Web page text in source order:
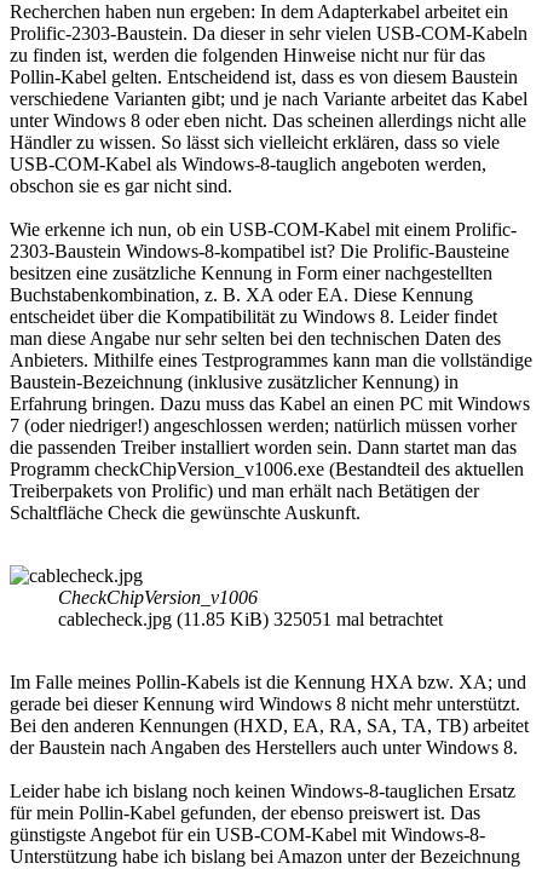
Recherchen haben nun ergeben: In dem Adapterkabel arbeitet ein
Prolific-2303-Baustein. Da dieser in sehr vielen USB-COM-Kabeln
zu finden ist, werden die folgenden Hinweise nicht nur für das
Pollin-Kabel gelten. Entscheidend ist, dass es von diesem Baustein
verschiedene Varianten gibt; und je nach Variante arbeitet das Kabel
unter Windows 8 oder eben nicht. Das scheinen allerdings nicht alle
Händler zu wissen. So lässt sich vielleicht erklären, dass so viele
USB-COM-Kabel als Windows-8-tauglich angeboten werden,
obschon sie es gar nicht sind.
Wie erkenne ich nun, ob ein USB-COM-Kabel mit einem Prolific-
2303-Baustein Windows-8-kompatibel ist? Die Prolific-Bausteine
besitzen eine zusätzliche Kennung in Form einer nachgestellten
Buchstabenkombination, z. B. XA oder EA. Diese Kennung
entscheidet über die Kompatibilität zu Windows 8. Leider findet
man diese Angabe nur sehr selten bei den technischen Daten des
Anbieters. Mithilfe eines Testprogrammes kann man die vollständige
Baustein-Bezeichnung (inklusive zusätzlicher Kennung) in
Erfahrung bringen. Dazu muss das Kabel an einen PC mit Windows
7 (oder niedriger!) angeschlossen werden; natürlich müssen vorher
die passenden Treiber installiert worden sein. Dann startet man das
Programm checkChipVersion_v1006.exe (Bestandteil des aktuellen
Treiberpakets von Prolific) und man erhält nach Betätigen der
Schaltfläche Check die gewünschte Auskunft.
CheckChipVersion_v1006
cablecheck.jpg (11.85 KiB) 325051 mal betrachtet
Im Falle meines Pollin-Kabels ist die Kennung HXA bzw. XA; und
gerade bei dieser Kennung wird Windows 8 nicht mehr unterstützt.
Bei den anderen Kennungen (HXD, EA, RA, SA, TA, TB) arbeitet
der Baustein nach Angaben des Herstellers auch unter Windows 8.
Leider habe ich bislang noch keinen Windows-8-tauglichen Ersatz
für mein Pollin-Kabel gefunden, der ebenso preiswert ist. Das
günstigste Angebot für ein USB-COM-Kabel mit Windows-8-
Unterstützung habe ich bislang bei Amazon unter der Bezeichnung